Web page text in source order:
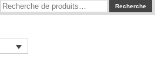
Recherche
pour :
Recherche